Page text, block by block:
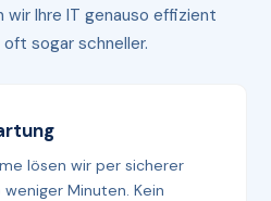
Ihre IT genauso effizient
sogar schneller.
lösen wir per sicherer
Minuten. Kein